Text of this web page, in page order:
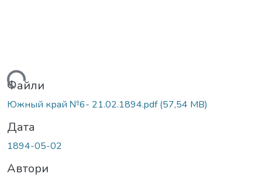
Вантажиться...
Файли
Южный край №6- 21.02.1894.pdf(57,54 MB)
Дата
1894-05-02
Автори